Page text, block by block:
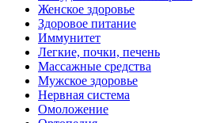
Женское здоровье
Здоровое питание
Иммунитет
Легкие, почки, печень
Массажные средства
Мужское здоровье
Нервная система
Омоложение